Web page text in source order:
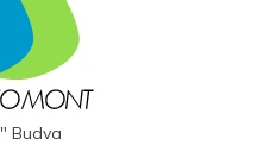
Budva